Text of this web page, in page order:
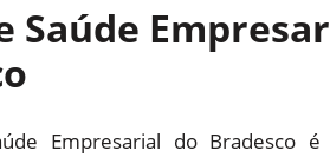
Saúde
Empresarial do Bradesco